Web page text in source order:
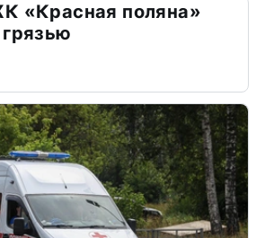
«Красная поляна»